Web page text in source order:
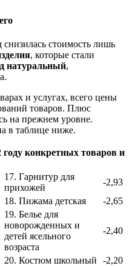
снизилась стоимость лишь
, которые стали
натуральный,
и услугах, всего цены
товаров. Плюс
на прежнем уровне.
в таблице ниже.
конкретных товаров и
17. Гарнитур для
прихожей
-2,93
18. Пижама детская -2,65
19. Белье для
новорожденных и
детей ясельного
возраста
-2,40
20. Костюм школьный
-2,20